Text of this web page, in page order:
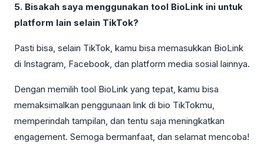
5. Bisakah saya menggunakan tool BioLink ini untuk
platform lain selain TikTok?
Pasti bisa, selain TikTok, kamu bisa memasukkan BioLink
di Instagram, Facebook, dan platform media sosial lainnya.
Dengan memilih tool BioLink yang tepat, kamu bisa
memaksimalkan penggunaan link di bio TikTokmu,
memperindah tampilan, dan tentu saja meningkatkan
engagement. Semoga bermanfaat, dan selamat mencoba!